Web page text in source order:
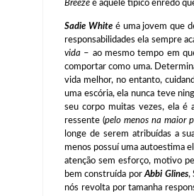
Breeze é aquele típico enredo
Sadie Whiteé uma jovem que
responsabilidades ela sempre
vida – ao mesmo tempo em
comportar como uma.
vida melhor, no entanto,
uma escória, ela nunca teve
seu corpo muitas vezes, ela é
ressente (pelo menos na maior
longe de serem atribuídas a
menos possuí uma autoestima
atenção sem esforço, motivo
bem construída porAbbi Glines,
nós revolta por tamanha